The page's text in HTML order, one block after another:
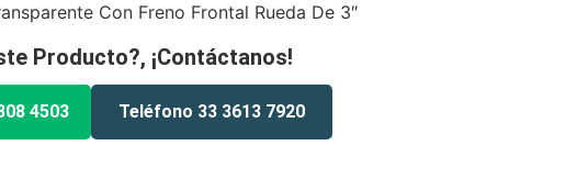
Con Freno Frontal Rueda De 3″
Producto?, ¡Contáctanos!
4503 Teléfono 33 3613 7920